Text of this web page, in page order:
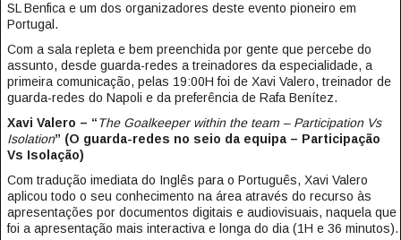
SL Benfica e um dos organizadores deste evento pioneiro em
Portugal.
Com a sala repleta e bem preenchida por gente que percebe do
assunto, desde guarda-redes a treinadores da especialidade, a
primeira comunicação, pelas 19:00H foi de Xavi Valero, treinador de
guarda-redes do Napoli e da preferência de Rafa Benítez.
Xavi Valero – “The Goalkeeper within the team – Participation Vs
Isolation” (O guarda-redes no seio da equipa – Participação
Vs Isolação)
Com tradução imediata do Inglês para o Português, Xavi Valero
aplicou todo o seu conhecimento na área através do recurso às
apresentações por documentos digitais e audiovisuais, naquela que
foi a apresentação mais interactiva e longa do dia (1H e 36 minutos).